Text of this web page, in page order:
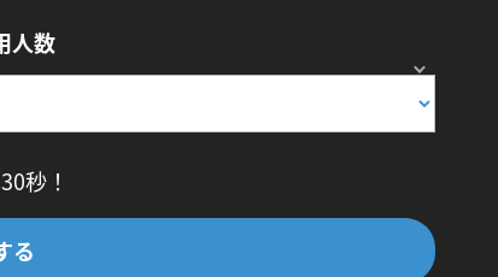
人数
秒！
る